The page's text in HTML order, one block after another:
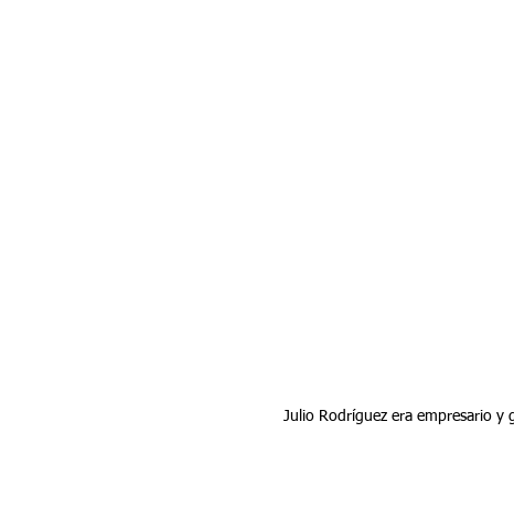
Julio Rodríguez era empresario y